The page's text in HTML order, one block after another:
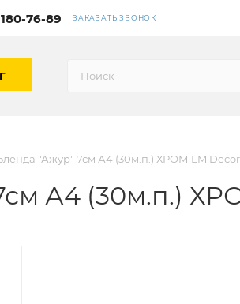
76-89 ЗАКАЗАТЬ ЗВОНОК
"Ажур" 7см А4 (30м.п.) ХРОМ LM Decor
А4 (30м.п.)